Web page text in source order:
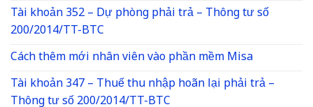
Tài khoản 352 – Dự phòng phải trả – Thông tư số
200/2014/TT-BTC
Cách thêm mới nhân viên vào phần mềm Misa
Tài khoản 347 – Thuế thu nhập hoãn lại phải trả –
Thông tư số 200/2014/TT-BTC